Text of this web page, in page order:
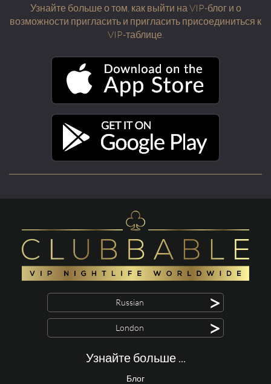
Узнайте больше о том, как выйти на VIP-блог и о
возможности пригласить и пригласить присоединиться к
VIP-таблице.
Russian >
London >
Узнайте больше ...
Блог